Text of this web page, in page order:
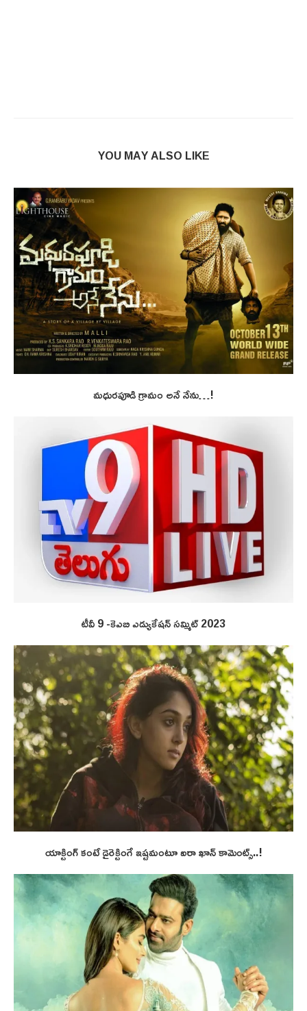
YOU MAY ALSO LIKE
మధురపూడి గ్రామం అనే నేను…!
టీవీ 9 -కెఎబి ఎడ్యుకేషన్ సమ్మిట్ 2023
యాక్టింగ్ కంటే డైరెక్టింగే ఇష్టమంటూ ఐరా ఖాన్ కామెంట్స్..!